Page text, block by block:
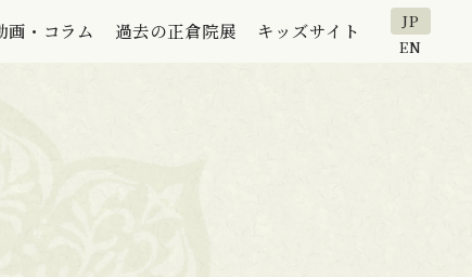
画・コラム 過去の正倉院展 キッズサイト
JP
EN